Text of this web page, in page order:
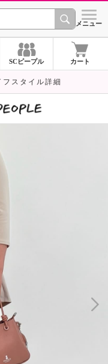
シメニュー
SCピープル カート
スタイル詳細